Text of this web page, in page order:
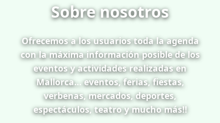
Sobre nosotros
Ofrecemos a los usuarios toda la agenda
con la máxima información posible de los
eventos y actividades realizadas en
Mallorca... eventos, ferias, fiestas,
verbenas, mercados, deportes,
espectáculos, teatro y mucho más!!